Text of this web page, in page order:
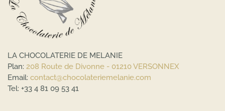
LA CHOCOLATERIE DE MELANIE
Plan: 208 Route de Divonne - 01210 VERSONNEX
Email: contact@chocolateriemelanie.com
Tel: +33 4 81 09 53 41